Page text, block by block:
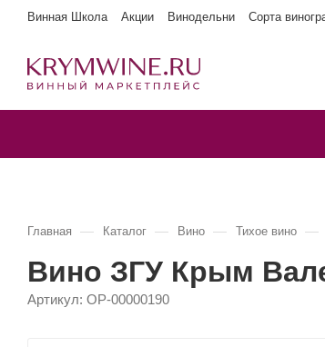
Винная Школа Акции Винодельни Сорта
Главная — Каталог — Вино — Тихое вино —
Вино ЗГУ Крым
Артикул: OP-00000190